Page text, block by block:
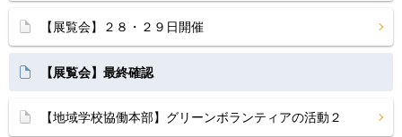
【展覧会】２８・２９日開催
【展覧会】最終確認
【地域学校協働本部】グリーンボランティアの活動２